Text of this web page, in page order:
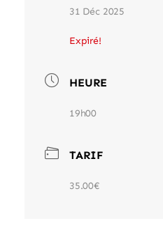
31 Déc 2025
Expiré!
HEURE
19h00
TARIF
35.00€